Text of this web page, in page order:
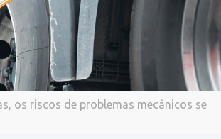
os riscos de problemas mecânicos se